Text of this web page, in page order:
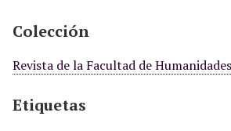
Colección
Revista de la Facultad de
Etiquetas